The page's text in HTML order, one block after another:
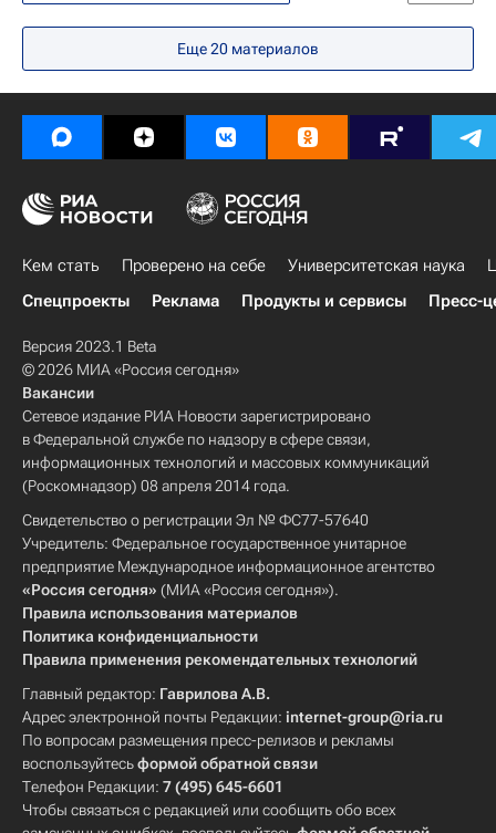
Общество
Навигатор абитуриента
Еще20 материалов
Кем стать Проверено на себе Университетская наука
Спецпроекты
Реклама Продукты и сервисы Пресс-
Версия 2023.1 Beta
© 2026 МИА «Россия сегодня»
Вакансии
Сетевое издание РИА Новости зарегистрировано
в Федеральной службе по надзору в сфере связи,
информационных технологий и массовых коммуникаций
(Роскомнадзор) 08 апреля 2014 года.
Свидетельство о регистрации Эл № ФС77-57640
Учредитель: Федеральное государственное унитарное
предприятие Международное информационное агентство
«Россия сегодня» (МИА «Россия сегодня»).
Правила использования материалов
Политика конфиденциальности
Правила применения рекомендательных технологий
Главный редактор: Гаврилова А.В.
Адрес электронной почты Редакции: internet-group@ria.ru
По вопросам размещения пресс-релизов и рекламы
воспользуйтесьформой обратной связи
Телефон Редакции: 7 (495) 645-6601
Чтобы связаться с редакцией или сообщить обо всех